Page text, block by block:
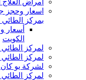
اسعار وحجز
بمركز
أسعار
الكويت
لمركز
لمركز
لشركة يو كان
لمركز